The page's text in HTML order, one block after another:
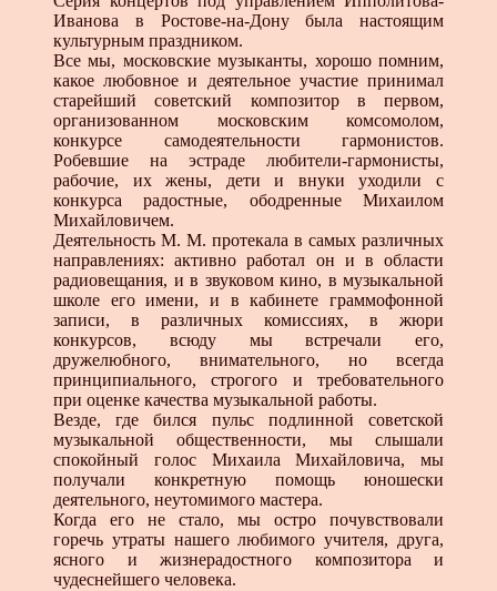
Иванова в Ростове-на-Дону была настоящим
культурным праздником.
Все мы, московские музыканты, хорошо помним,
какое любовное и деятельное участие принимал
старейший советский композитор в первом,
организованном московским комсомолом,
конкурсе самодеятельности гармонистов.
Робевшие на эстраде любители-гармонисты,
рабочие, их жены, дети и внуки уходили с
конкурса радостные, ободренные Михаилом
Михайловичем.
Деятельность М. М. протекала в самых различных
направлениях: активно работал он и в области
радиовещания, и в звуковом кино, в музыкальной
школе его имени, и в кабинете граммофонной
записи, в различных комиссиях, в жюри
конкурсов, всюду мы встречали его,
дружелюбного, внимательного, но всегда
принципиального, строгого и требовательного
при оценке качества музыкальной работы.
Везде, где бился пульс подлинной советской
музыкальной общественности, мы слышали
спокойный голос Михаила Михайловича, мы
получали конкретную помощь юношески
деятельного, неутомимого мастера.
Когда его не стало, мы остро почувствовали
горечь утраты нашего любимого учителя, друга,
ясного и жизнерадостного композитора и
чудеснейшего человека.